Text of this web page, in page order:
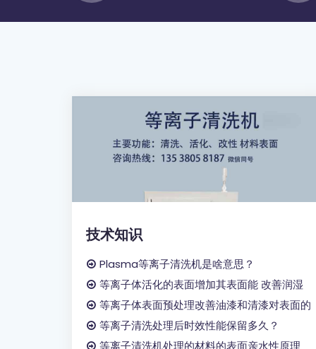
技术知识
Plasma等离子清洗机是啥意思？
等离子体活化的表面增加其表面能 改善润湿
等离子体表面预处理改善油漆和清漆对表面的
等离子清洗处理后时效性能保留多久？
等离子清洗机处理的材料的表面亲水性原理